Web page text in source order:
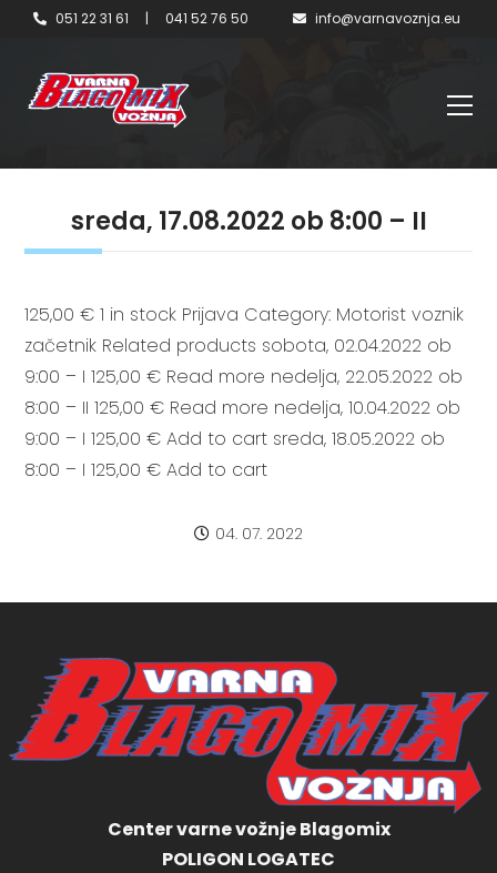
051 22 31 61 | 041 52 76 50 info@varnavoznja.eu
sreda, 17.08.2022 ob 8:00 – II
125,00 € 1 in stock Prijava Category: Motorist voznik
začetnik Related products sobota, 02.04.2022 ob
9:00 – I 125,00 € Read more nedelja, 22.05.2022 ob
8:00 – II 125,00 € Read more nedelja, 10.04.2022 ob
9:00 – I 125,00 € Add to cart sreda, 18.05.2022 ob
8:00 – I 125,00 € Add to cart
04. 07. 2022
Center varne vožnje Blagomix
POLIGON LOGATEC